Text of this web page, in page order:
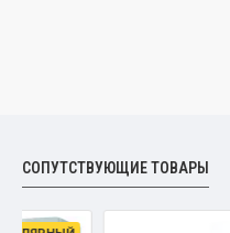
СОПУТСТВУЮЩИЕ ТОВАРЫ